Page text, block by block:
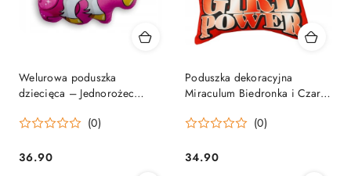
Welurowa poduszka
dziecięca – Jednorożec
(0)
Cena:
36.90
Poduszka dekoracyjna
Miraculum Biedronka i Czarny
(0)
Cena:
34.90